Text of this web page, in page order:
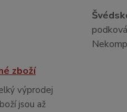
zboží
výprodej
jsou až